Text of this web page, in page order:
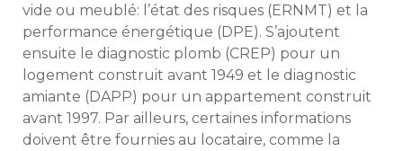
vide ou meublé: l’état des risques (ERNMT) et la
performance énergétique (DPE). S’ajoutent
ensuite le diagnostic plomb (CREP) pour un
logement construit avant 1949 et le diagnostic
amiante (DAPP) pour un appartement construit
avant 1997. Par ailleurs, certaines informations
doivent être fournies au locataire, comme la